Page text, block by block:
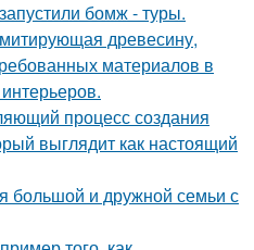
бомж - туры.
древесину,
материалов в
процесс создания
выглядит как настоящий
большой и дружной семьи с